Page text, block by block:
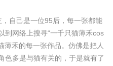
自己是一位95后，每一张都能
到网络上搜寻“一千只猫薄禾cos
薄禾的每一张作品。仿佛是把人
色多是与猫有关的，于是就有了